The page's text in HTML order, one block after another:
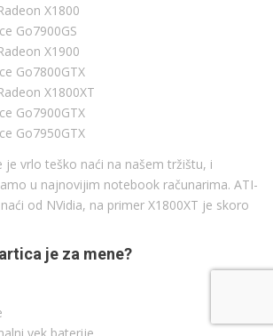
X1800
Go7900GS
X1900
Go7800GTX
X1800XT
Go7900GTX
Go7950GTX
je vrlo teško naći na našem tržištu, i
u najnovijim notebook računarima. ATI-
od NVidia, na primer X1800XT je skoro
je za mene?